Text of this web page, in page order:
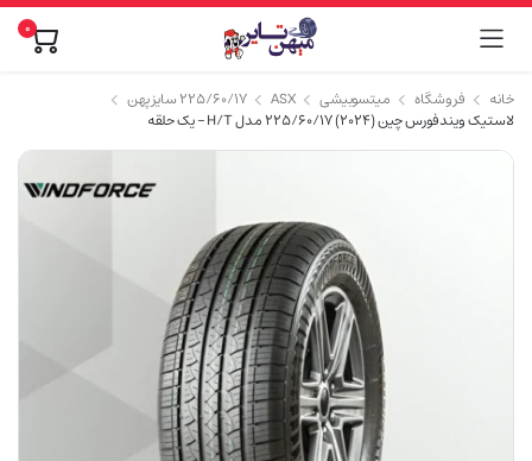
0
خانه فروشگاه میتسوبیشی ASX
۲۲۵/۶۰/۱۷ سایز پهن
لاستیک ویندفورس چین (2024) 225/60/17 مدل H/T – یک حلقه